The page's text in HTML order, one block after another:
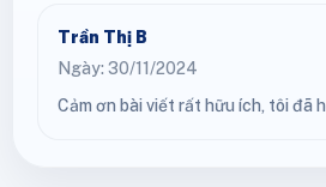
Trần Thị B
Ngày: 30/11/2024
Cảm ơn bài viết rất hữu ích, tôi đã